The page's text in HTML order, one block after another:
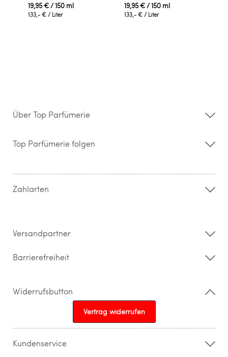
19,95 €/ 150 ml
133,- € / Liter
19,95 €/ 150 ml
133,- € / Liter
Über Top Parfümerie
Storefinder
Kontakt
Widerrufsrecht & Rückgabebedingungen
Top Parfümerie folgen
Zahlarten
Versandpartner
Barrierefreiheit
Widerrufsbutton
Vertrag widerrufen
Kundenservice